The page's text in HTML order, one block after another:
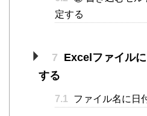
定する
7 Excelファイル
する
7.1 ファイル名に日